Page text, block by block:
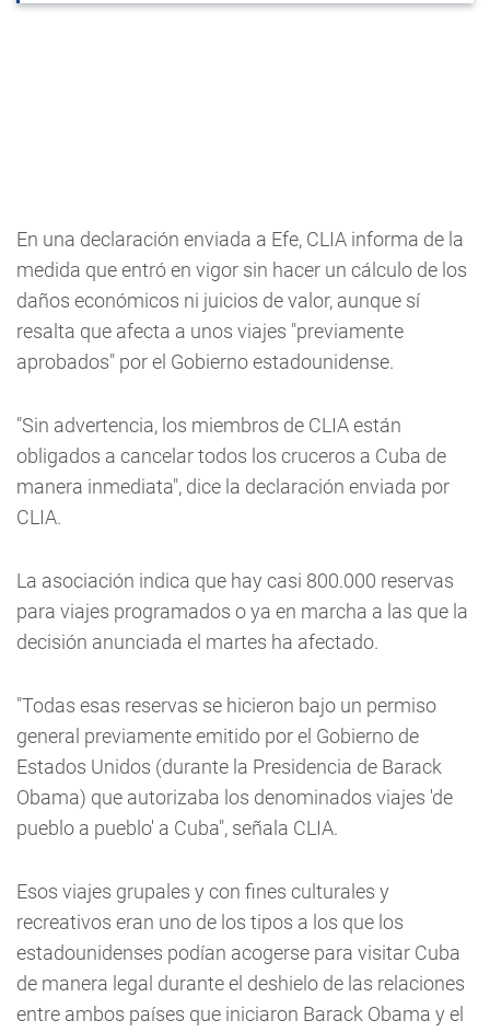
En una declaración enviada a Efe, CLIA informa de la
medida que entró en vigor sin hacer un cálculo de los
daños económicos ni juicios de valor, aunque sí
resalta que afecta a unos viajes "previamente
aprobados" por el Gobierno estadounidense.
"Sin advertencia, los miembros de CLIA están
obligados a cancelar todos los cruceros a Cuba de
manera inmediata", dice la declaración enviada por
CLIA.
La asociación indica que hay casi 800.000 reservas
para viajes programados o ya en marcha a las que la
decisión anunciada el martes ha afectado.
"Todas esas reservas se hicieron bajo un permiso
general previamente emitido por el Gobierno de
Estados Unidos (durante la Presidencia de Barack
Obama) que autorizaba los denominados viajes 'de
pueblo a pueblo' a Cuba", señala CLIA.
Esos viajes grupales y con fines culturales y
recreativos eran uno de los tipos a los que los
estadounidenses podían acogerse para visitar Cuba
de manera legal durante el deshielo de las relaciones
entre ambos países que iniciaron Barack Obama y el